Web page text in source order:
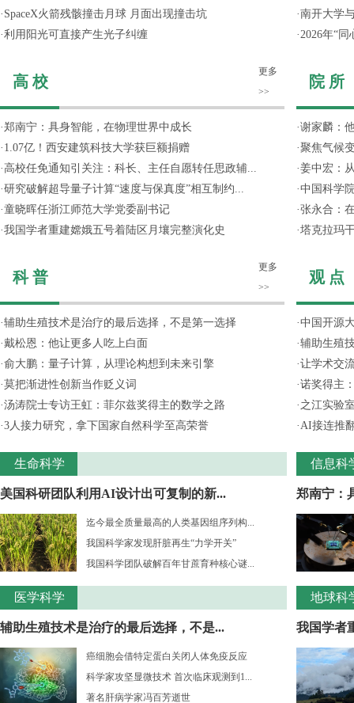
· SpaceX火箭残骸撞击月球 月面出现撞击坑
·利用阳光可直接产生光子纠缠
高 校
更多
>>
·郑南宁：具身智能，在物理世界中成长
· 1.07亿！西安建筑科技大学获巨额捐赠
· 高校任免通知引关注：科长、主任自愿转任思政辅...
·研究破解超导量子计算“速度与保真度”相互制约...
·童晓晖任浙江师范大学党委副书记
·我国学者重建嫦娥五号着陆区月壤完整演化史
科 普
更多
>>
·辅助生殖技术是治疗的最后选择，不是第一选择
·戴松恩：他让更多人吃上白面
·俞大鹏：量子计算，从理论构想到未来引擎
·莫把渐进性创新当作贬义词
·汤涛院士专访王虹：菲尔兹奖得主的数学之路
·3人接力研究，拿下国家自然科学至高荣誉
生命科学
美国科研团队利用AI设计出可复制的新...
迄今最全质量最高的人类基因组序列构...
我国科学家发现肝脏再生“力学开关”
我国科学团队破解百年甘蔗育种核心谜...
医学科学
辅助生殖技术是治疗的最后选择，不是...
癌细胞会借特定蛋白关闭人体免疫反应
科学家攻坚显微技术 首次临床观测到1...
著名肝病学家冯百芳逝世
·南开大学
·2026年“
院 所
·谢家麟：
·聚焦气候
·姜中宏：
·中国科学
·张永合：
·塔克拉玛
观 点
·中国开源
·辅助生殖
·让学术交
·诺奖得主
· 之江实验
·AI接连推
信息科
郑南宁：
地球科
我国学者